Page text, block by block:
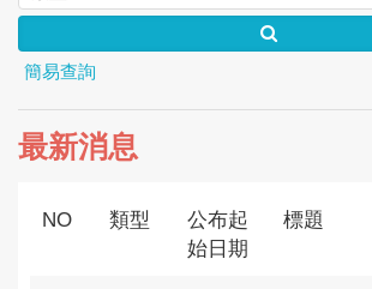
簡易查詢
最新消息
NO 類型
公布起
始日期
標題